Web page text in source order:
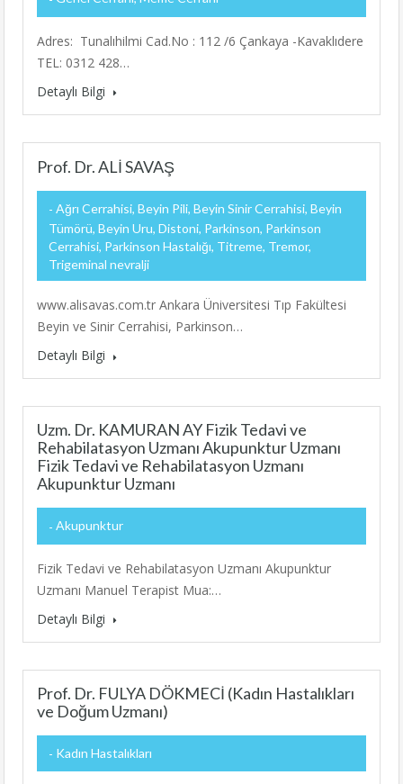
Adres: Tunalıhilmi Cad.No : 112 /6 Çankaya -Kavaklıdere
TEL: 0312 428…
Detaylı Bilgi
Prof. Dr. ALİ SAVAŞ
Ağrı Cerrahisi, Beyin Pili, Beyin Sinir Cerrahisi, Beyin
Tümörü, Beyin Uru, Distoni, Parkinson, Parkinson
Cerrahisi, Parkinson Hastalığı, Titreme, Tremor,
Trigeminal nevralji
www.alisavas.com.tr Ankara Üniversitesi Tıp Fakültesi
Beyin ve Sinir Cerrahisi, Parkinson…
Detaylı Bilgi
Uzm. Dr. KAMURAN AY Fizik Tedavi ve
Rehabilatasyon Uzmanı Akupunktur Uzmanı
Fizik Tedavi ve Rehabilatasyon Uzmanı
Akupunktur Uzmanı
Akupunktur
Fizik Tedavi ve Rehabilatasyon Uzmanı Akupunktur
Uzmanı Manuel Terapist Mua:…
Detaylı Bilgi
Prof. Dr. FULYA DÖKMECİ (Kadın Hastalıkları
ve Doğum Uzmanı)
Kadın Hastalıkları